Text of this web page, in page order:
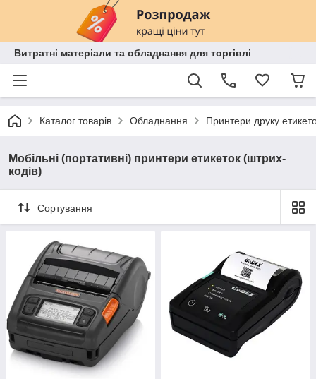
Витратні матеріали та обладнання для торгівлі
Каталог товарів Обладнання Принтери друку
Мобільні (портативні) принтери етикеток (штрих-
кодів)
Сортування